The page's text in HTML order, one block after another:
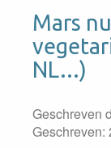
Mars
NL...)
Geschreven
Geschreven: